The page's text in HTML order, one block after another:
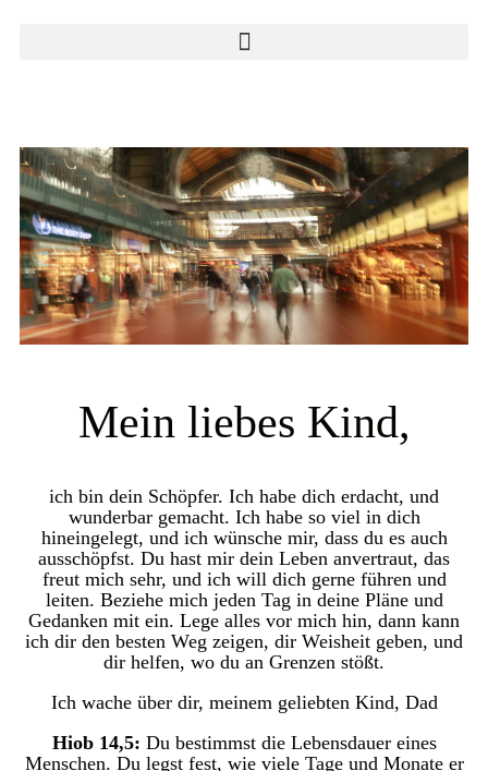
Mein liebes Kind,
ich bin dein Schöpfer. Ich habe dich erdacht, und
wunderbar gemacht. Ich habe so viel in dich
hineingelegt, und ich wünsche mir, dass du es auch
ausschöpfst. Du hast mir dein Leben anvertraut, das
freut mich sehr, und ich will dich gerne führen und
leiten. Beziehe mich jeden Tag in deine Pläne und
Gedanken mit ein. Lege alles vor mich hin, dann kann
ich dir den besten Weg zeigen, dir Weisheit geben, und
dir helfen, wo du an Grenzen stößt.
Ich wache über dir, meinem geliebten Kind, Dad
Hiob 14,5: Du bestimmst die Lebensdauer eines
Menschen. Du legst fest, wie viele Tage und Monate er